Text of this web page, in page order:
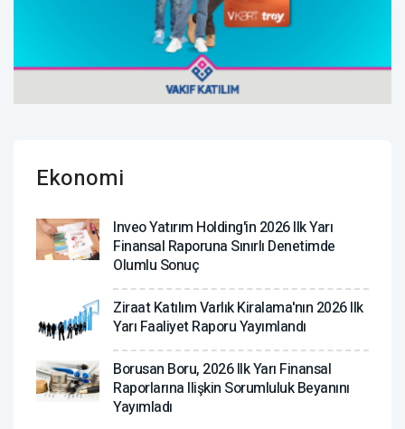
Ekonomi
Inveo Yatırım Holding'in 2026 Ilk Yarı
Finansal Raporuna Sınırlı Denetimde
Olumlu Sonuç
Ziraat Katılım Varlık Kiralama'nın 2026 Ilk
Yarı Faaliyet Raporu Yayımlandı
Borusan Boru, 2026 Ilk Yarı Finansal
Raporlarına Ilişkin Sorumluluk Beyanını
Yayımladı